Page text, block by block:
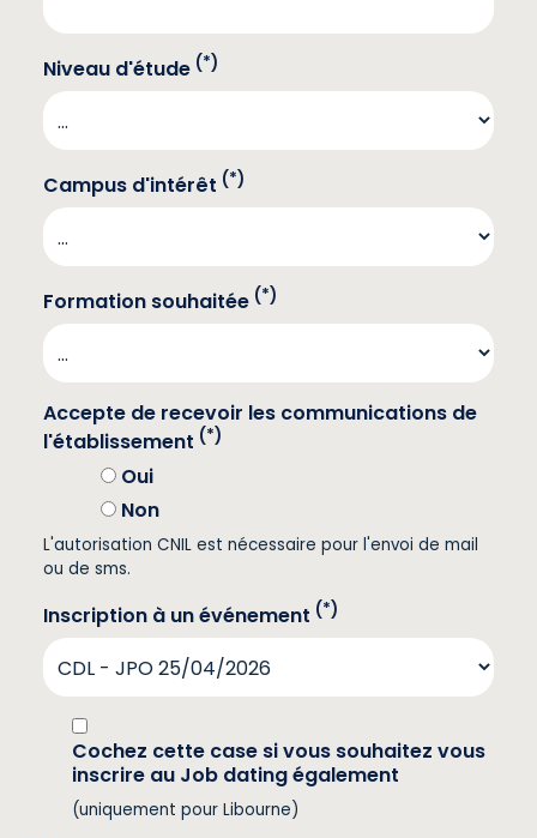
Niveau d'étude (*)
Campus d'intérêt (*)
Formation souhaitée (*)
Accepte de recevoir les communications de
l'établissement (*)
Oui
Non
L'autorisation CNIL est nécessaire pour l'envoi de mail
ou de sms.
Inscription à un événement (*)
Cochez cette case si vous souhaitez vous
inscrire au Job dating également
(uniquement pour Libourne)